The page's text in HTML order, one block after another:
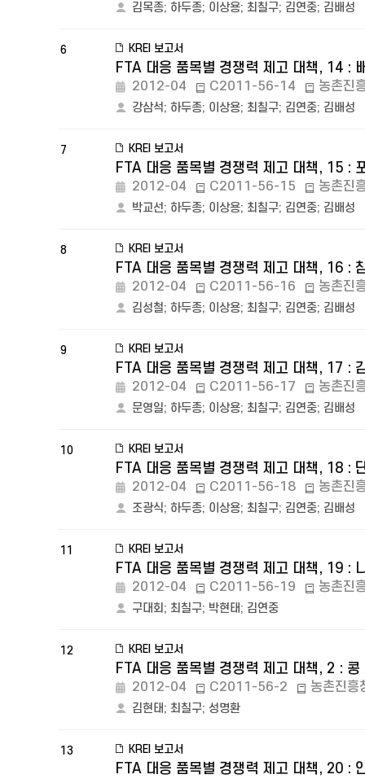
김목종; 하두종; 이상용; 최칠구; 김연중; 김배성
6 KREI 보고서
FTA 대응 품목별 경쟁력 제고 대책, 14 : 배
2012-04 C2011-56-14 농촌진
강삼석; 하두종; 이상용; 최칠구; 김연중; 김배성
7 KREI 보고서
FTA 대응 품목별 경쟁력 제고 대책, 15 :
2012-04 C2011-56-15 농촌진
박교선; 하두종; 이상용; 최칠구; 김연중; 김배성
8 KREI 보고서
FTA 대응 품목별 경쟁력 제고 대책, 16 :
2012-04 C2011-56-16 농촌진
김성철; 하두종; 이상용; 최칠구; 김연중; 김배성
9 KREI 보고서
FTA 대응 품목별 경쟁력 제고 대책, 17 :
2012-04 C2011-56-17 농촌진
문영일; 하두종; 이상용; 최칠구; 김연중; 김배성
10 KREI 보고서
FTA 대응 품목별 경쟁력 제고 대책, 18 :
2012-04 C2011-56-18 농촌진
조광식; 하두종; 이상용; 최칠구; 김연중; 김배성
11 KREI 보고서
FTA 대응 품목별 경쟁력 제고 대책, 19 :
2012-04 C2011-56-19 농촌진
구대회 ; 최칠구; 박현태; 김연중
12 KREI 보고서
FTA 대응 품목별 경쟁력 제고 대책, 2 : 콩
2012-04 C2011-56-2 농촌진흥
김현태; 최칠구; 성명환
13 KREI 보고서
FTA 대응 품목별 경쟁력 제고 대책, 20 :